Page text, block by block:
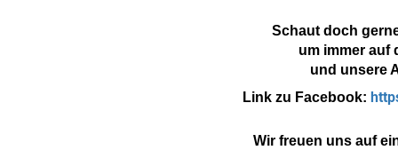
Schaut doch
um immer auf
und unsere
Link zu Facebook:
Wir freuen uns auf